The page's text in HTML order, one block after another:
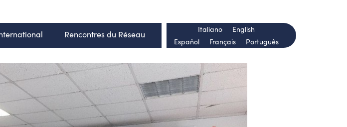
Rencontres du Réseau
Español Français Português
Italiano English